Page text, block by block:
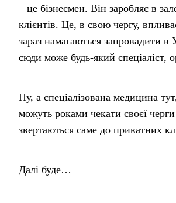
– це бізнесмен. Він заробляє в
клієнтів. Це, в свою чергу,
зараз намагаються запровадити в
сюди може будь-який спеціаліст,
Ну, а спеціалізована медицина
можуть роками чекати своєї
звертаються саме до приватних
Далі буде…